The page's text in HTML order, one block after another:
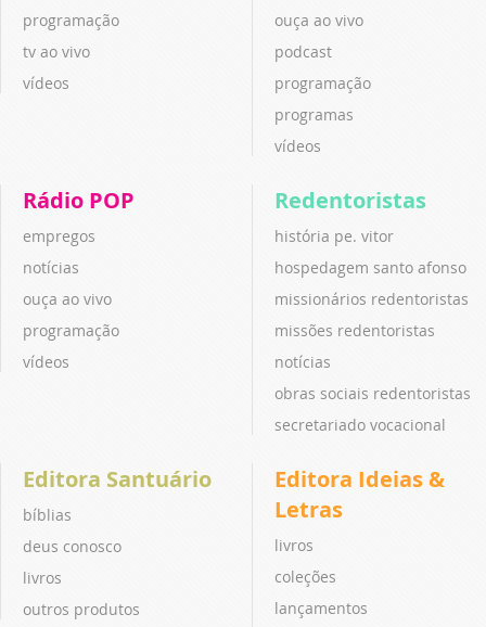
programação
tv ao vivo
vídeos
ouça ao vivo
podcast
programação
programas
vídeos
Rádio POP
empregos
notícias
ouça ao vivo
programação
vídeos
Redentoristas
história pe. vitor
hospedagem santo afonso
missionários redentoristas
missões redentoristas
notícias
obras sociais redentoristas
secretariado vocacional
Editora Santuário
bíblias
deus conosco
livros
outros produtos
Editora Ideias &
Letras
livros
coleções
lançamentos